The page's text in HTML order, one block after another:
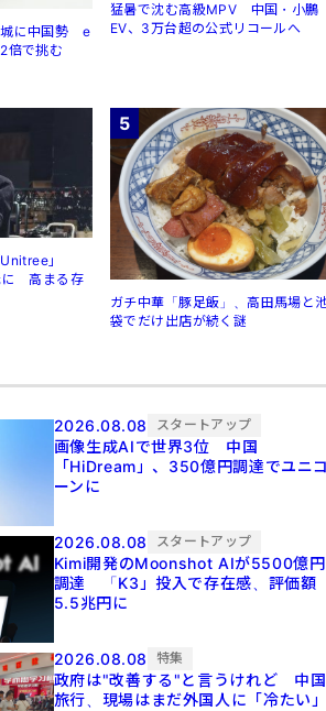
城に中国勢 e
倍で挑む
猛暑で沈む高級MPV 中国・小鵬
EV、3万台超の公式リコールへ
」
に 高まる存
5
ガチ中華「豚足飯」、高田馬場と
袋でだけ出店が続く謎
2026.08.08 スタートアップ
画像生成AIで世界3位 中国
「HiDream」、350億円調達でユニ
ーンに
2026.08.08 スタートアップ
Kimi開発のMoonshot AIが5500億円
調達 「K3」投入で存在感、評価額
5.5兆円に
2026.08.08 特集
政府は"改善する"と言うけれど 中国
旅行、現場はまだ外国人に「冷たい